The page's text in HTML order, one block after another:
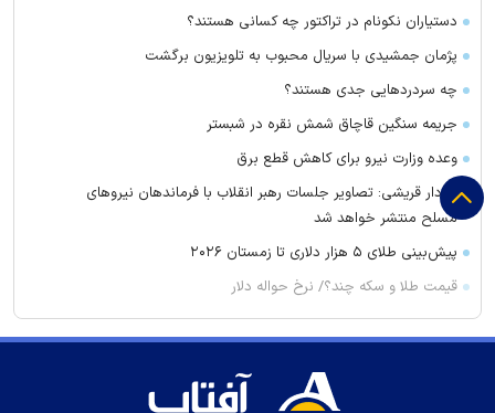
دستیاران نکونام در تراکتور چه کسانی هستند؟
پژمان جمشیدی با سریال محبوب به تلویزیون برگشت
چه سردرد‌هایی جدی هستند؟
جریمه سنگین قاچاق شمش نقره در شبستر
وعده وزارت نیرو برای کاهش قطع برق
سردار قریشی: تصاویر جلسات رهبر انقلاب با فرماندهان نیرو‌های
مسلح منتشر خواهد شد
پیش‌بینی طلای ۵ هزار دلاری تا زمستان ۲۰۲۶
قیمت طلا و سکه چند؟/ نرخ حواله دلار
شماره رامین رضاییان در استقلال مصادره شد!